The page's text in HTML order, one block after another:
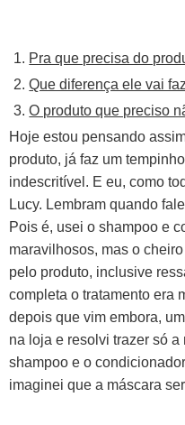
Pra que precisa do
Que diferença ele vai
O produto que preciso
Hoje estou pensando
produto, já faz um
indescritível. E eu, como
Lucy. Lembram quando
Pois é, usei o shampoo e
maravilhosos, mas o
pelo produto, inclusive
completa o tratamento era
depois que vim embora,
na loja e resolvi trazer só
shampoo e o
imaginei que a máscara